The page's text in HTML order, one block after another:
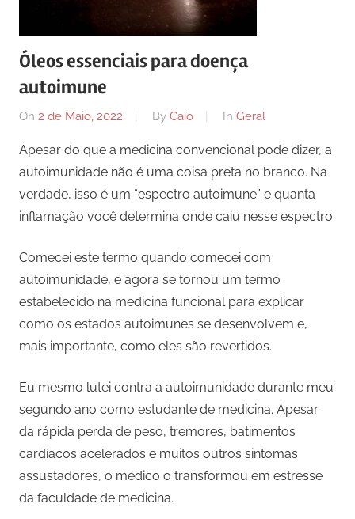
Óleos essenciais para doença
autoimune
On 2 de Maio, 2022 By Caio In Geral
Apesar do que a medicina convencional pode dizer, a
autoimunidade não é uma coisa preta no branco. Na
verdade, isso é um “espectro autoimune” e quanta
inflamação você determina onde caiu nesse espectro.
Comecei este termo quando comecei com
autoimunidade, e agora se tornou um termo
estabelecido na medicina funcional para explicar
como os estados autoimunes se desenvolvem e,
mais importante, como eles são revertidos.
Eu mesmo lutei contra a autoimunidade durante meu
segundo ano como estudante de medicina. Apesar
da rápida perda de peso, tremores, batimentos
cardíacos acelerados e muitos outros sintomas
assustadores, o médico o transformou em estresse
da faculdade de medicina.